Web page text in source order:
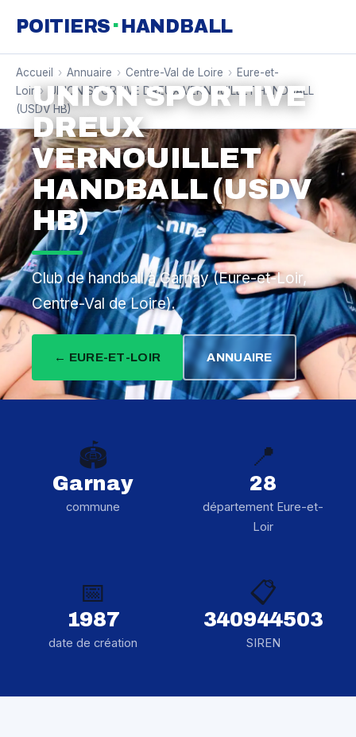
POITIERS · HANDBALL
Accueil › Annuaire › Centre-Val de Loire › Eure-et-
Loir ›
UNION SPORTIVE DREUX VERNOUILLET HANDBALL
(USDV HB)
UNION SPORTIVE
DREUX
VERNOUILLET
HANDBALL (USDV
HB)
Club de handball à Garnay (Eure-et-Loir,
Centre-Val de Loire).
← EURE-ET-LOIR ANNUAIRE
🏟️
Garnay
commune
📍
28
département Eure-et-
Loir
📅
1987
date de création
📋
340944503
SIREN